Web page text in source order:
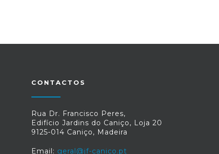
CONTACTOS
Rua Dr. Francisco Peres,
Edifício Jardins do Caniço, Loja 20
9125-014 Caniço, Madeira
Email: geral@jf-canico.pt